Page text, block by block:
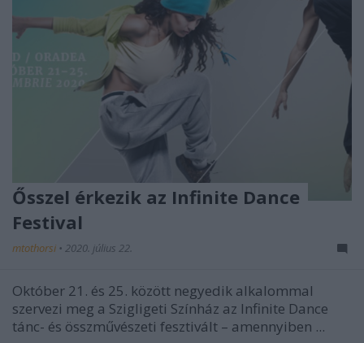
Ősszel érkezik az Infinite Dance
Festival
mtothorsi • 2020. július 22.
Október 21. és 25. között negyedik alkalommal
szervezi meg a Szigligeti Színház az Infinite Dance
tánc- és összművészeti fesztivált – amennyiben ...